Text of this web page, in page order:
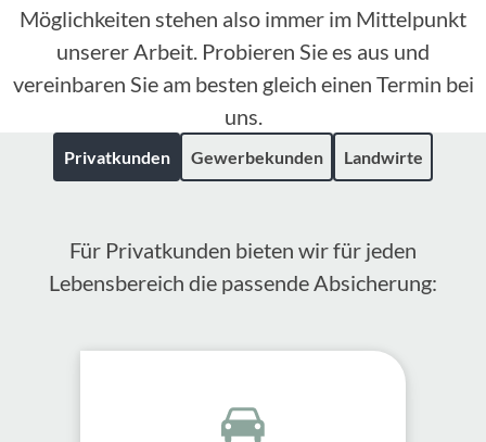
Möglichkeiten stehen also immer im Mittelpunkt
unserer Arbeit. Probieren Sie es aus und
vereinbaren Sie am besten gleich einen Termin bei
uns.
Privatkunden Gewerbekunden Landwirte
Für Privatkunden bieten wir für jeden
Lebensbereich die passende Absicherung: